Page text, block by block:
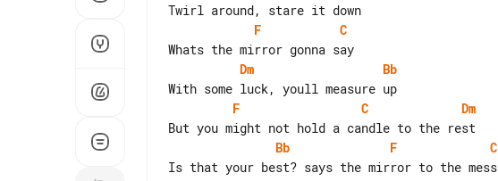
F
C
Dm
Bb
F
C
Dm
Bb
F
C
Is that your best? says the mirror to the mess